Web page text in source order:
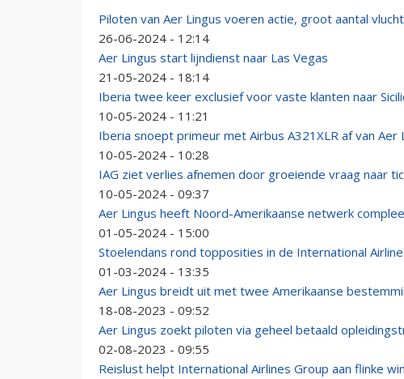
Piloten van Aer Lingus voeren actie, groot aantal
26-06-2024 - 12:14
Aer Lingus start lijndienst naar Las Vegas
21-05-2024 - 18:14
Iberia twee keer exclusief voor vaste klanten naar
10-05-2024 - 11:21
Iberia snoept primeur met Airbus A321XLR af van Aer
10-05-2024 - 10:28
IAG ziet verlies afnemen door groeiende vraag naar
10-05-2024 - 09:37
Aer Lingus heeft Noord-Amerikaanse netwerk
01-05-2024 - 15:00
Stoelendans rond topposities in de International
01-03-2024 - 13:35
Aer Lingus breidt uit met twee Amerikaanse
18-08-2023 - 09:52
Aer Lingus zoekt piloten via geheel betaald
02-08-2023 - 09:55
Reislust helpt International Airlines Group aan flinke